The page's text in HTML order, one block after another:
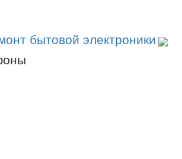
бытовой электроники